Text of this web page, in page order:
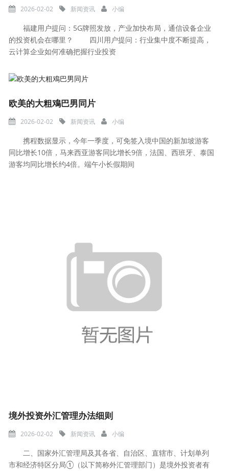
2026-02-02 新闻资讯 小编
福建用户提问：5G牌照发放，产业加快布局，通信设备企业
的投资机会在哪里？ 四川用户提问：行业集中度不断提高，
云计算企业如何准确把握行业投资
欧美的大粗鳮巴男同片
2026-02-02 新闻资讯 小编
携程数据显示，今年一季度，可免签入境中国的新加坡游客
同比增长10倍，马来西亚游客同比增长9倍，法国、西班牙、泰国
游客均同比增长约4倍。端午小长假期间
境外投资外汇管理办法细则
2026-02-02 新闻资讯 小编
二、国家外汇管理局及其各省、自治区、直辖市、计划单列
市和经济特区分局①（以下简称外汇管理部门）是境外投资者有